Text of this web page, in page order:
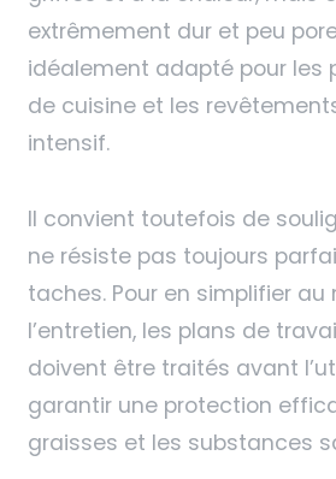
extrêmement dur et peu
idéalement adapté pour les
de cuisine et les
intensif.
Il convient toutefois de
ne résiste pas toujours
taches. Pour en simplifier au
l’entretien, les plans de
doivent être traités avant
garantir une protection
graisses et les substances